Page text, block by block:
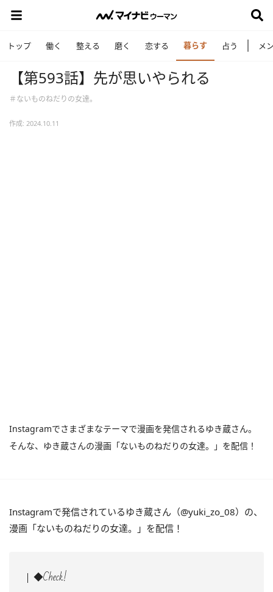
トップ 働く 整える 磨く 恋する 暮らす 占う メ
【第593話】先が思いやられる
＃ないものねだりの女達。
作成: 2024.10.11
Instagramでさまざまなテーマで漫画を発信されるゆき蔵さん。
そんな、ゆき蔵さんの漫画「ないものねだりの女達。」を配信！
Instagramで発信されているゆき蔵さん（@yuki_zo_08）の、
漫画「ないものねだりの女達。」を配信！
◆Check!